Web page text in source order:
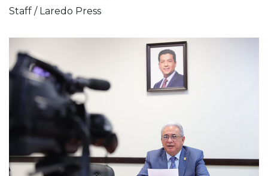
Staff / Laredo Press